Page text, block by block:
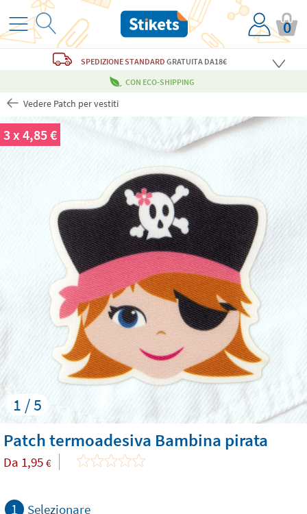
0
SPEDIZIONE STANDARD GRATUITADA18€
CON ECO-SHIPPING
Vedere Patch per vestiti
1 / 5
3 x 4,85 €
Patch termoadesiva Bambina pirata
Da 1,95 €
1 Selezionare